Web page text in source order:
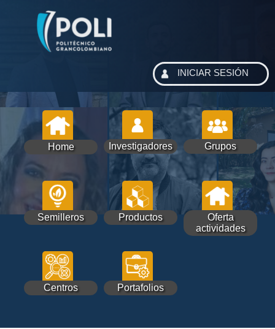
Home Investigadores Grupos
Semilleros Productos
Oferta
actividades
Centros Portafolios
INICIAR SESIÓN